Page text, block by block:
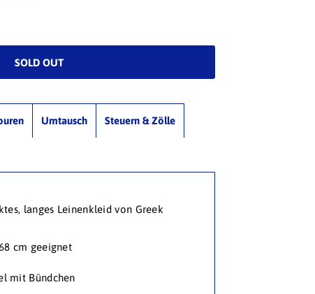
Umtausch Steuern & Zölle
langes Leinenkleid von Greek
cm geeignet
mit Bündchen